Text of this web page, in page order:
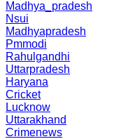
Madhya_pradesh
Nsui
Madhyapradesh
Pmmodi
Rahulgandhi
Uttarpradesh
Haryana
Cricket
Lucknow
Uttarakhand
Crimenews